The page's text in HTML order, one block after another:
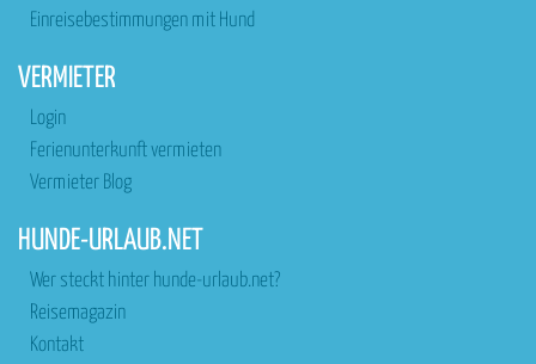
Einreisebestimmungen mit Hund
VERMIETER
Login
Ferienunterkunft vermieten
Vermieter Blog
HUNDE-URLAUB.NET
Wer steckt hinter hunde-urlaub.net?
Reisemagazin
Kontakt